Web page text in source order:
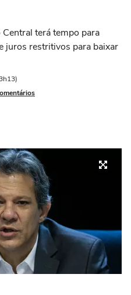
terá tempo para
juros restritivos para baixar